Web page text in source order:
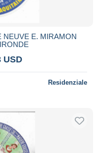
NEUVE E. MIRAMON
USD
Residenziale